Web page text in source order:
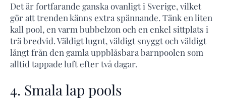
Det är fortfarande ganska ovanligt i Sverige, vilket
gör att trenden känns extra spännande. Tänk en liten
kall pool, en varm bubbelzon och en enkel sittplats i
trä bredvid. Väldigt lugnt, väldigt snyggt och väldigt
långt från den gamla uppblåsbara barnpoolen som
alltid tappade luft efter två dagar.
4. Smala lap pools